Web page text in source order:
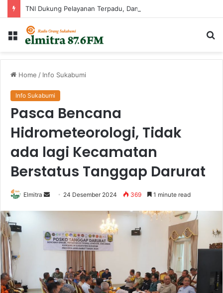
Menu
Home / Info Sukabumi
Info Sukabumi
Pasca Bencana
Hidrometeorologi, Tidak
ada lagi Kecamatan
Berstatus Tanggap Darurat
Elmitra
Send 24 Desember 2024 369 1 minute read